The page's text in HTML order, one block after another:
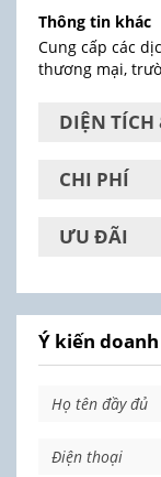
Thông tin khác
Cung cấp các
thương mại,
DIỆN TÍCH
CHI PHÍ
ƯU ĐÃI
Ý kiến